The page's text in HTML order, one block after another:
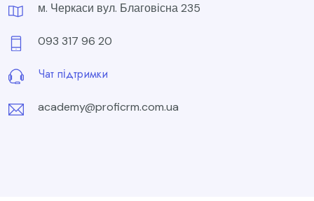
м. Черкаси вул. Благовісна 235
093 317 96 20
Чат підтримки
academy@proficrm.com.ua